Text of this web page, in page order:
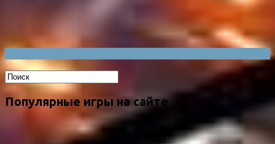
Популярные игры на сайте